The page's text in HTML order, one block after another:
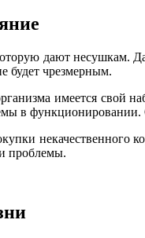
дают
будет чрезмерным.
имеется свой
в
проблемы.